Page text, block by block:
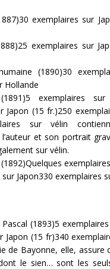
exemplaires sur
exemplaires sur
(1890)30
Hollande
exemplaires
Japon (15 fr.)250
sur vélin
et son portrait
sur vélin.
Japon330 exemplaires
(1893)5
Japon (15 fr)340
de Bayonne, elle, assure
le sien… sont les